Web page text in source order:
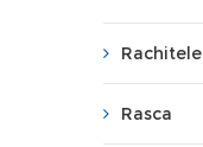
Rachitele
Rasca